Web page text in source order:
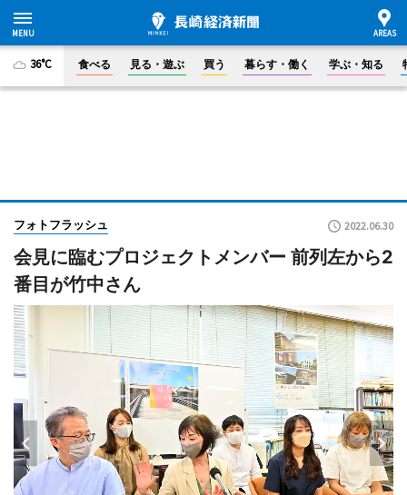
36°C 食べる 見る・遊ぶ 買う 暮らす・働く 学ぶ・知る
フォトフラッシュ 2022.06.30
会見に臨むプロジェクトメンバー 前列左から2
番目が竹中さん